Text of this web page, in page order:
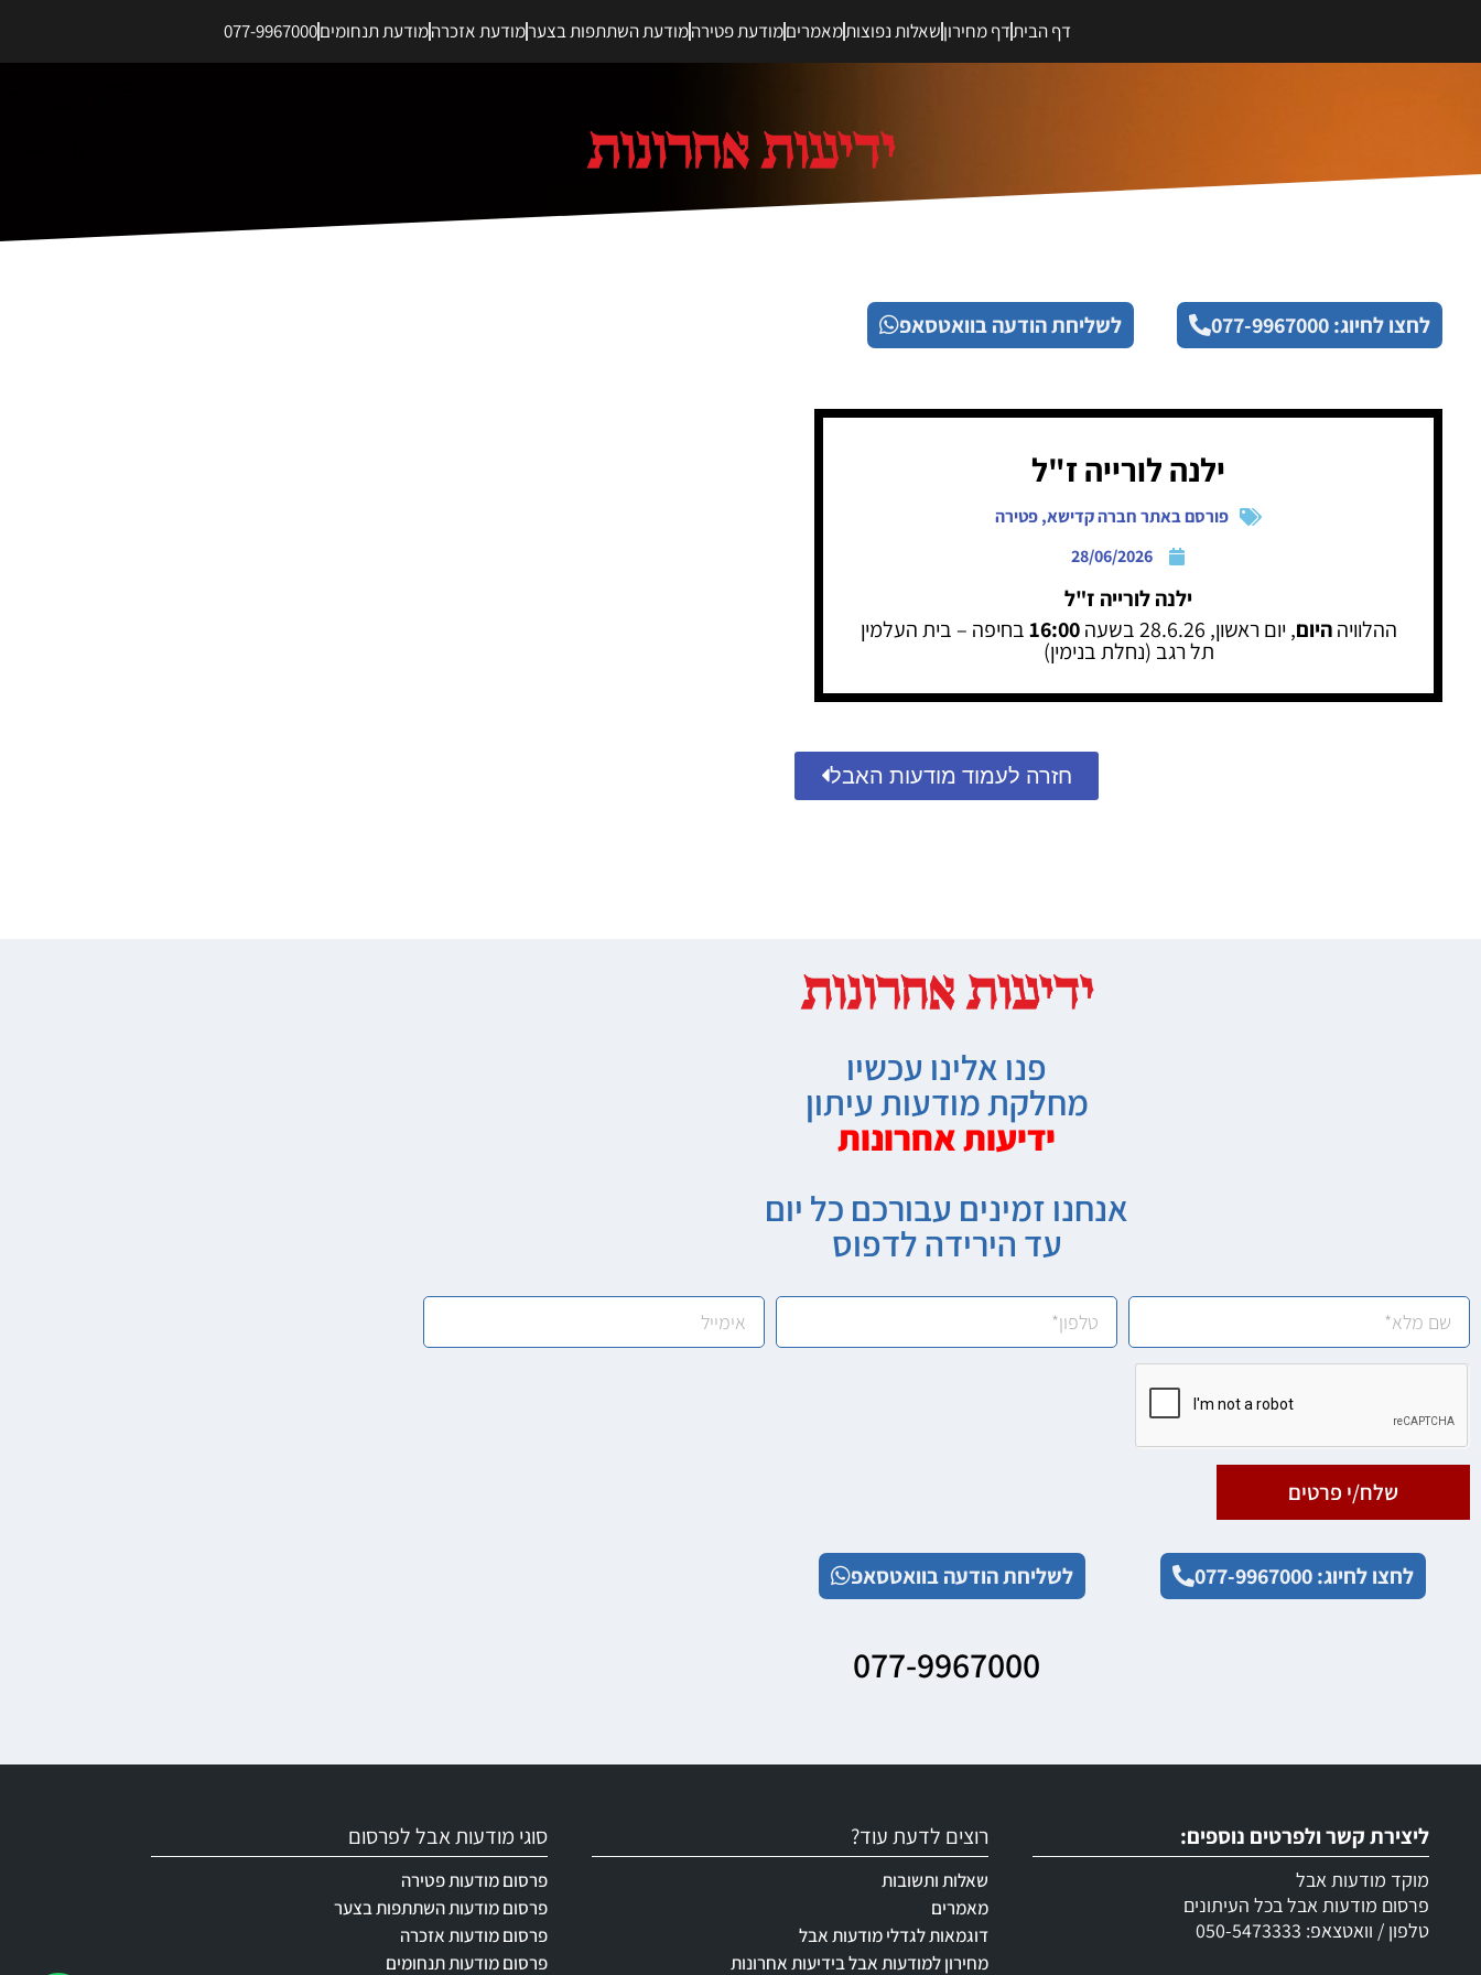
דף הביתדף מחירוןשאלות נפוצותמאמריםמודעת פטירהמודעת השתתפות בצערמודעת אזכרהמודעת תנחומים077-9967000
לחצו לחיוג: 077-9967000 לשליחת הודעה בוואטסאפ
ילנה לורייה ז"ל
פורסם באתר חברה קדישא,פטירה
28/06/2026
ילנה לורייה ז"ל
ההלוויההיום, יום ראשון, 28.6.26 בשעה 16:00בחיפה – בית העלמין
תל רגב (נחלת בנימין)
חזרה לעמוד מודעות האבל
פנו אלינו עכשיו
מחלקת מודעות עיתון
ידיעות אחרונות
אנחנו זמינים עבורכם כל יום
עד הירידה לדפוס
שלח/י פרטים
לחצו לחיוג: 077-9967000 לשליחת הודעה בוואטסאפ
077-9967000
ליצירת קשר ולפרטים נוספים:
מוקד מודעות אבל
פרסום מודעות אבל בכל העיתונים
טלפון / וואטצאפ: 050-5473333
רוצים לדעת עוד?
שאלות ותשובות
מאמרים
דוגמאות לגדלי מודעות אבל
מחירון למודעות אבל בידיעות אחרונות
סוגי מודעות אבל לפרסום
פרסום מודעות פטירה
פרסום מודעות השתתפות בצער
פרסום מודעות אזכרה
פרסום מודעות תנחומים